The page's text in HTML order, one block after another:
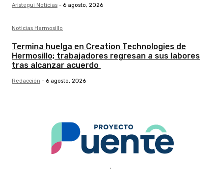
Aristegui Noticias - 6 agosto, 2026
Noticias Hermosillo
Termina huelga en Creation Technologies de
Hermosillo; trabajadores regresan a sus labores
tras alcanzar acuerdo
Redacción - 6 agosto, 2026
.